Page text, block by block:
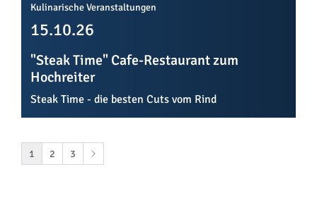
Kulinarische Veranstaltungen
15.10.26
"Steak Time" Cafe-Restaurant zum
Hochreiter
Steak Time - die besten Cuts vom Rind
1 2 3